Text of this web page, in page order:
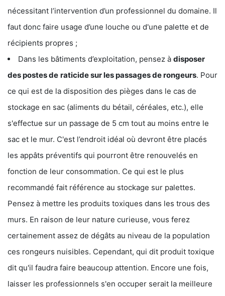
nécessitant l’intervention d’un professionnel du domaine. Il
faut donc faire usage d’une louche ou d'une palette et de
récipients propres ;
Dans les bâtiments d’exploitation, pensez à disposer
des postes de raticide sur les passages de rongeurs. Pour
ce qui est de la disposition des pièges dans le cas de
stockage en sac (aliments du bétail, céréales, etc.), elle
s'effectue sur un passage de 5 cm tout au moins entre le
sac et le mur. C'est l’endroit idéal où devront être placés
les appâts préventifs qui pourront être renouvelés en
fonction de leur consommation. Ce qui est le plus
recommandé fait référence au stockage sur palettes.
Pensez à mettre les produits toxiques dans les trous des
murs. En raison de leur nature curieuse, vous ferez
certainement assez de dégâts au niveau de la population
ces rongeurs nuisibles. Cependant, qui dit produit toxique
dit qu'il faudra faire beaucoup attention. Encore une fois,
laisser les professionnels s'en occuper serait la meilleure